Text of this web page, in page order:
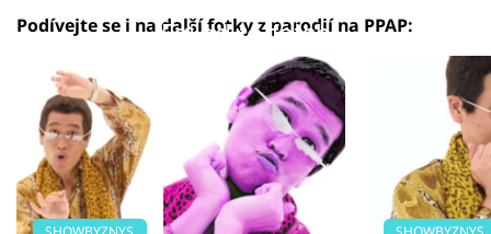
Failed to fetch
Podívejte se i na další fotky z parodií na PPAP: